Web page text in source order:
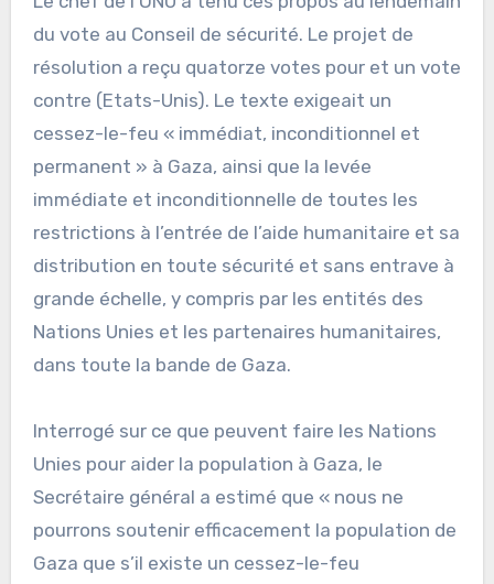
du vote au Conseil de sécurité. Le projet de
résolution a reçu quatorze votes pour et un vote
contre (Etats-Unis). Le texte exigeait un
cessez-le-feu « immédiat, inconditionnel et
permanent » à Gaza, ainsi que la levée
immédiate et inconditionnelle de toutes les
restrictions à l’entrée de l’aide humanitaire et sa
distribution en toute sécurité et sans entrave à
grande échelle, y compris par les entités des
Nations Unies et les partenaires humanitaires,
dans toute la bande de Gaza.
Interrogé sur ce que peuvent faire les Nations
Unies pour aider la population à Gaza, le
Secrétaire général a estimé que « nous ne
pourrons soutenir efficacement la population de
Gaza que s’il existe un cessez-le-feu